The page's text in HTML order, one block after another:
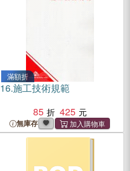
滿額折
16.施工技術規範
85
425
無庫存